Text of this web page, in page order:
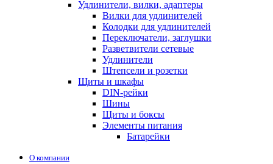
Удлинители, вилки, адаптеры
Вилки для удлинителей
Колодки для удлинителей
Переключатели, заглушки
Разветвители сетевые
Удлинители
Штепсели и розетки
Щиты и шкафы
DIN-рейки
Шины
Щиты и боксы
Элементы питания
Батарейки
О компании